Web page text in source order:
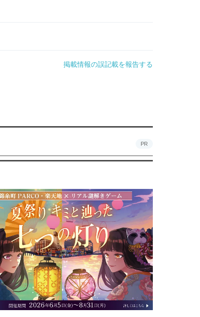
掲載情報の誤記載を報告する
PR